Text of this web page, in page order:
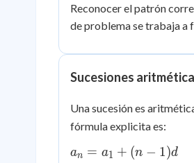
Reconocer el patrón
de problema se trabaja a
Sucesiones
Una sucesión es
fórmula explicita es:
a_n
an = a1 + (n − 1)d